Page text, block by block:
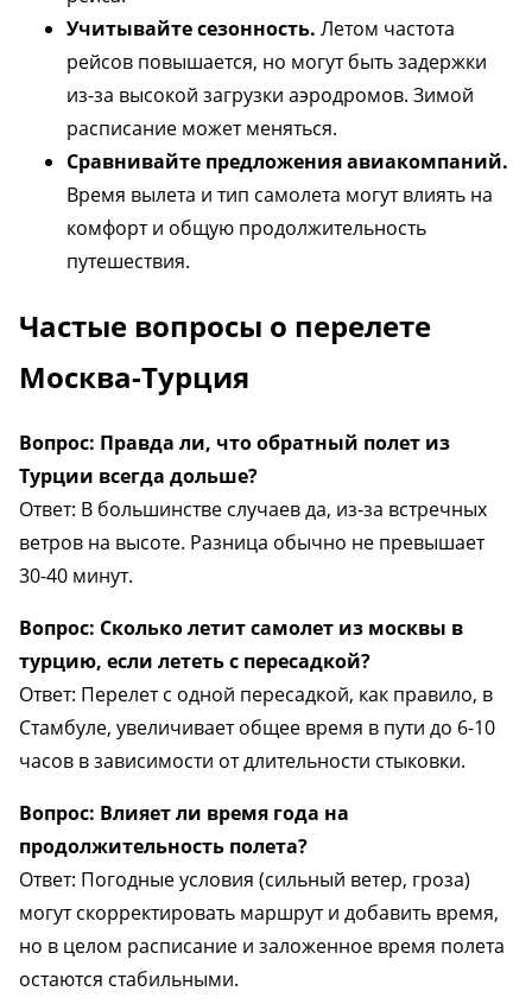
Учитывайте сезонность. Летом частота
рейсов повышается, но могут быть задержки
из-за высокой загрузки аэродромов. Зимой
расписание может меняться.
Сравнивайте предложения авиакомпаний.
Время вылета и тип самолета могут влиять на
комфорт и общую продолжительность
путешествия.
Частые вопросы о перелете
Москва-Турция
Вопрос: Правда ли, что обратный полет из
Турции всегда дольше?
Ответ: В большинстве случаев да, из-за встречных
ветров на высоте. Разница обычно не превышает
30-40 минут.
Вопрос: Сколько летит самолет из москвы в
турцию, если лететь с пересадкой?
Ответ: Перелет с одной пересадкой, как правило, в
Стамбуле, увеличивает общее время в пути до 6-10
часов в зависимости от длительности стыковки.
Вопрос: Влияет ли время года на
продолжительность полета?
Ответ: Погодные условия (сильный ветер, гроза)
могут скорректировать маршрут и добавить время,
но в целом расписание и заложенное время полета
остаются стабильными.